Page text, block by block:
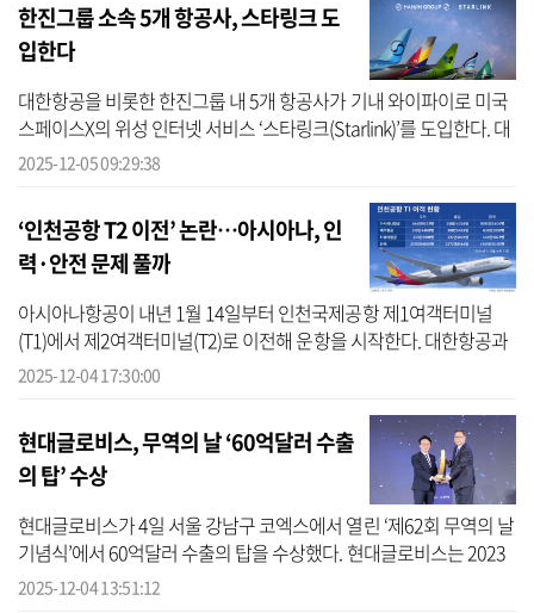
한진그룹 소속 5개 항공사, 스타링크 도
입한다
대한항공을 비롯한 한진그룹 내 5개 항공사가 기내 와이파이로 미국
스페이스X의 위성 인터넷 서비스 ‘스타링크(Starlink)’를 도입한다. 대
한항공은 자사와 아시아나항공, 진에어, 에어부산, 에어서울 전체
2025-12-05 09:29:38
‘인천공항 T2 이전’ 논란…아시아나, 인
력·안전 문제 풀까
아시아나항공이 내년 1월 14일부터 인천국제공항 제1여객터미널
(T1)에서 제2여객터미널(T2)로 이전해 운항을 시작한다. 대한항공과
의 통합 항공사 출범을 앞두고 운영 효율과 승객 편의를 높이기 위해
2025-12-04 17:30:00
현대글로비스, 무역의 날 ‘60억달러 수출
의 탑’ 수상
현대글로비스가 4일 서울 강남구 코엑스에서 열린 ‘제62회 무역의 날
기념식’에서 60억달러 수출의 탑을 수상했다. 현대글로비스는 2023
년 58억달러, 2024년 59억달러에 이어 올해 61억달러의 수출실적을
2025-12-04 13:51:12